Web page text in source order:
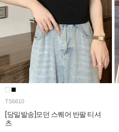
TS6610
[당일발송]모던 스퀘어 반팔 티셔
츠